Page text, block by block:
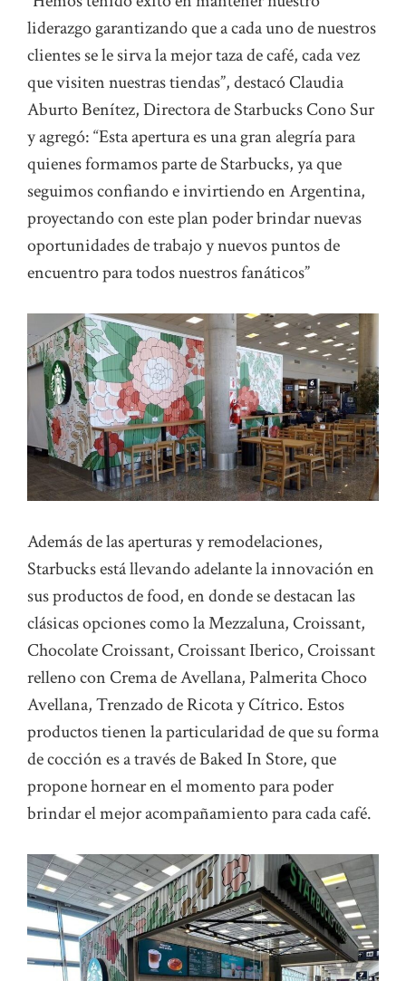
liderazgo garantizando que a cada uno de nuestros
clientes se le sirva la mejor taza de café, cada vez
que visiten nuestras tiendas”, destacó Claudia
Aburto Benítez, Directora de Starbucks Cono Sur
y agregó: “Esta apertura es una gran alegría para
quienes formamos parte de Starbucks, ya que
seguimos confiando e invirtiendo en Argentina,
proyectando con este plan poder brindar nuevas
oportunidades de trabajo y nuevos puntos de
encuentro para todos nuestros fanáticos”
Además de las aperturas y remodelaciones,
Starbucks está llevando adelante la innovación en
sus productos de food, en donde se destacan las
clásicas opciones como la Mezzaluna, Croissant,
Chocolate Croissant, Croissant Iberico, Croissant
relleno con Crema de Avellana, Palmerita Choco
Avellana, Trenzado de Ricota y Cítrico. Estos
productos tienen la particularidad de que su forma
de cocción es a través de Baked In Store, que
propone hornear en el momento para poder
brindar el mejor acompañamiento para cada café.